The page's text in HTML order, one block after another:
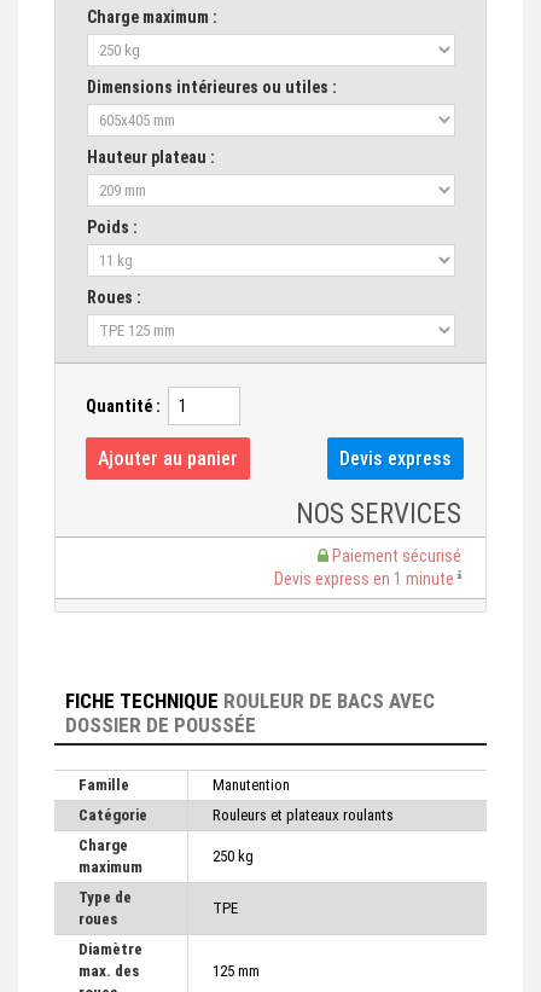
Charge maximum :
Dimensions intérieures ou utiles :
Hauteur plateau :
Poids :
Roues :
Quantité :
NOS SERVICES
Paiement sécurisé
Devis express en 1 minute
FICHE TECHNIQUE ROULEUR DE BACS AVEC
DOSSIER DE POUSSÉE
Famille
Manutention
Catégorie
Rouleurs et plateaux roulants
Charge
maximum
250 kg
Type de
roues
TPE
Diamètre
max. des
125 mm